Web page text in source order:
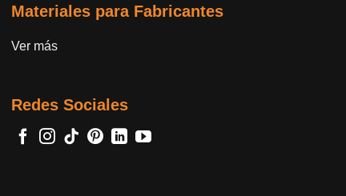
Materiales para Fabricantes
Ver más
Redes Sociales